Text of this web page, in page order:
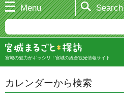
Menu Search
宮城の魅力がギッシリ！宮城の総合観光情報サイト
カレンダーから検索